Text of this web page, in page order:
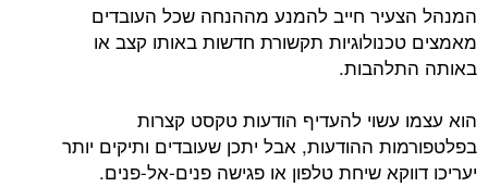
המנהל הצעיר חייב להמנע מההנחה שכל העובדים
מאמצים טכנולוגיות תקשורת חדשות באותו קצב או
באותה התלהבות.
הוא עצמו עשוי להעדיף הודעות טקסט קצרות
בפלטפורמות ההודעות, אבל יתכן שעובדים ותיקים יותר
יעריכו דווקא שיחת טלפון או פגישה פנים-אל-פנים.